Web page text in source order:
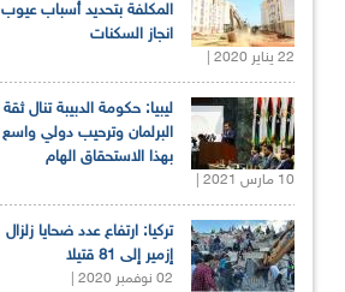
المكلفة بتحديد أسباب عيوب
انجاز السكنات
22 يناير 2020 |
ليبيا: حكومة الدبيبة تنال ثقة
البرلمان وترحيب دولي واسع
بهذا الاستحقاق الهام
10 مارس 2021 |
تركيا: ارتفاع عدد ضحايا زلزال
إزمير إلى 81 قتيلا
02 نوفمبر 2020 |